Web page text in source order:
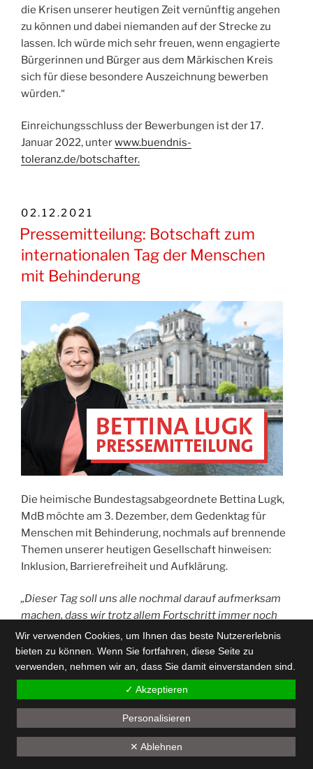
die Krisen unserer heutigen Zeit vernünftig angehen
zu können und dabei niemanden auf der Strecke zu
lassen. Ich würde mich sehr freuen, wenn engagierte
Bürgerinnen und Bürger aus dem Märkischen Kreis
sich für diese besondere Auszeichnung bewerben
würden.“
Einreichungsschluss der Bewerbungen ist der 17.
Januar 2022, unterwww.buendnis-
toleranz.de/botschafter.
VERÖFFENTLICHT
AM
02.12.2021
Pressemitteilung: Botschaft zum
internationalen Tag der Menschen
mit Behinderung
Die heimische Bundestagsabgeordnete Bettina Lugk,
MdB möchte am 3. Dezember, dem Gedenktag für
Menschen mit Behinderung, nochmals auf brennende
Themen unserer heutigen Gesellschaft hinweisen:
Inklusion, Barrierefreiheit und Aufklärung.
„Dieser Tag soll uns alle nochmal darauf aufmerksam
machen, dass wir trotz allem Fortschritt immer noch
nicht in einer Gesellschaft leben, in der Menschen mit
Behinderungen die gleichen Chancen haben, wie die
ohne Behinderungen. Ich denke hier nicht nur an
mangelnde Barrierefreiheit im öffentlichen Leben,
sondern vor allen Dingen an die mangelnde Akzeptanz
von Menschen mit Behinderungen in unserer heutigen
Bundesvereinigung Lebenshilfe habe ich erlebt, wie
Wir verwenden Cookies, um Ihnen das beste Nutzererlebnis
bieten zu können. Wenn Sie fortfahren, diese Seite zu
verwenden, nehmen wir an, dass Sie damit einverstanden sind.
✓ Akzeptieren
Personalisieren
✕ Ablehnen